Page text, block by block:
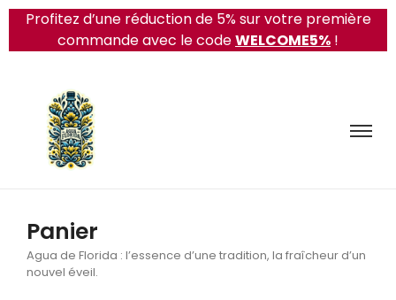
Profitez d’une réduction de 5% sur votre première
commande avec le codeWELCOME5% !
Panier
Agua de Florida : l’essence d’une tradition, la fraîcheur d’un
nouvel éveil.